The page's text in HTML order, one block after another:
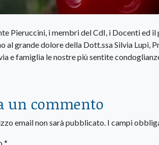
Pieruccini, i membri del CdI, i Docenti ed
al grande dolore della Dott.ssa Silvia Lupi,
e famiglia le nostre più sentite
un commento
email non sarà pubblicato. I campi
*